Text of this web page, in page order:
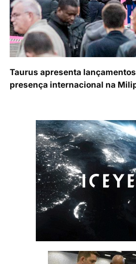
Taurus apresenta
presença internacional na